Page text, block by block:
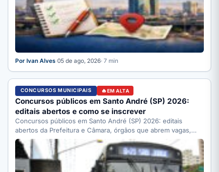
Por Ivan Alves·05 de ago, 2026· 7 min
CONCURSOS MUNICIPAIS EM ALTA
Concursos públicos em Santo André (SP) 2026:
editais abertos e como se inscrever
Concursos públicos em Santo André (SP) 2026: editais
abertos da Prefeitura e Câmara, órgãos que abrem vagas,
como…